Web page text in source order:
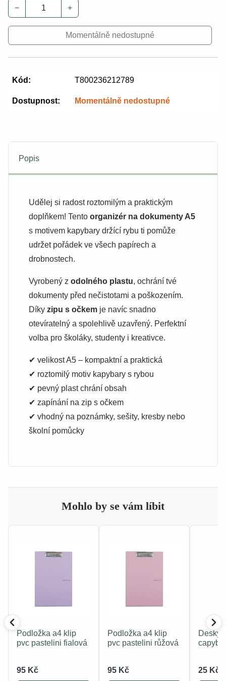
− +
Momentálně nedostupné
Kód: T800236212789
Dostupnost: Momentálně nedostupné
Popis
Udělej si radost roztomilým a praktickým
doplňkem! Tento organizér na dokumenty A5
s motivem kapybary držící rybu ti pomůže
udržet pořádek ve všech papírech a
drobnostech.
Vyrobený z odolného plastu, ochrání tvé
dokumenty před nečistotami a poškozením.
Díky zipu s očkem je navíc snadno
otevíratelný a spolehlivě uzavřený. Perfektní
volba pro školáky, studenty i kreativce.
✔ velikost A5 – kompaktní a praktická
✔ roztomilý motiv kapybary s rybou
✔ pevný plast chrání obsah
✔ zapínání na zip s očkem
✔ vhodný na poznámky, sešity, kresby nebo
školní pomůcky
Mohlo by se vám líbit
Podložka a4 klip
pvc pastelini fialová
95 Kč
Podložka a4 klip
pvc pastelini růžová
95 Kč
Desky
25 Kč